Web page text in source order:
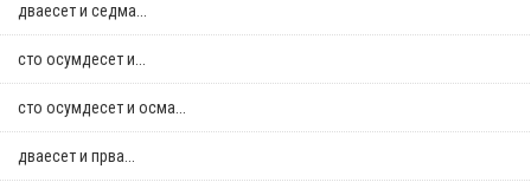
дваесет и седма...
сто осумдесет и...
сто осумдесет и осма...
дваесет и прва...